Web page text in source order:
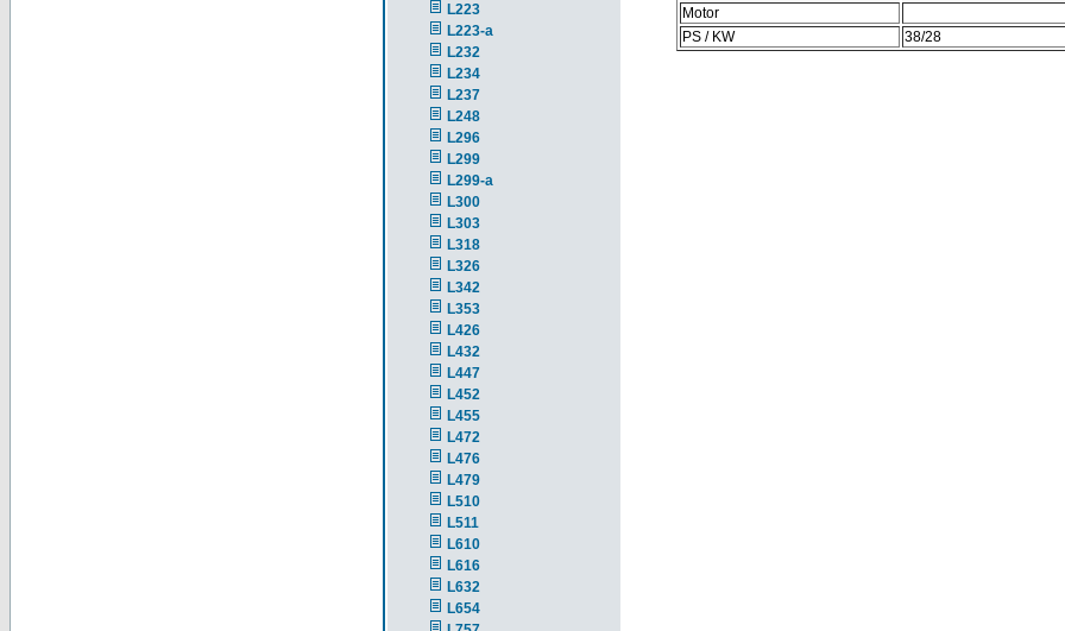
L223
L223-a
L232
L234
L237
L248
L296
L299
L299-a
L300
L303
L318
L326
L342
L353
L426
L432
L447
L452
L455
L472
L476
L479
L510
L511
L610
L616
L632
L654
Motor
PS / KW
38/28